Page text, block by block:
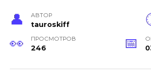
АВТОР
tauroskiff
ПРОСМОТРОВ
246